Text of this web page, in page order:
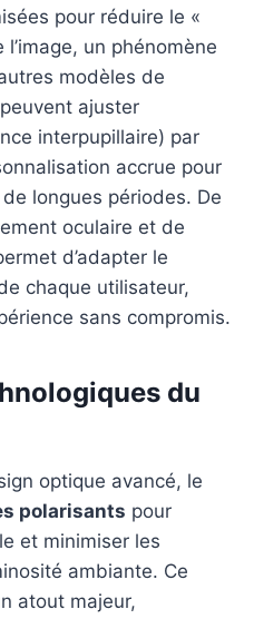
pour réduire le «
un phénomène
modèles de
ajuster
interpupillaire) par
accrue pour
longues périodes. De
oculaire et de
d’adapter le
chaque utilisateur,
sans compromis.
du
optique avancé, le
polarisants pour
et minimiser les
ambiante. Ce
atout majeur,